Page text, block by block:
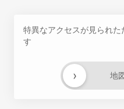
特異なアクセスが見られ
す
地
›